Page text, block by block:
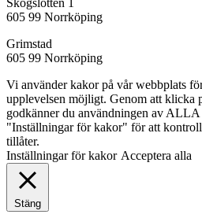
Skogslotten 1
605 99 Norrköping
Grimstad
605 99 Norrköping
Vi använder kakor på vår webbplats
upplevelsen möjligt. Genom att klicka
godkänner du användningen av
"Inställningar för kakor" för att
tillåter.
Inställningar för kakor Acceptera alla
Stäng